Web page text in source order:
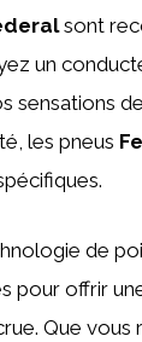
sont
un
sensations
les pneus
de
pour offrir
Que